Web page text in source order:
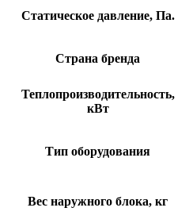
Статическое давление, Па.
Страна бренда
Теплопроизводительность,
кВт
Тип оборудования
Вес наружного блока, кг